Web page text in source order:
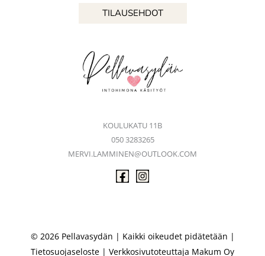
TILAUSEHDOT
KOULUKATU 11B
050 3283265
MERVI.LAMMINEN@OUTLOOK.COM
© 2026 Pellavasydän | Kaikki oikeudet pidätetään |
Tietosuojaseloste | Verkkosivutoteuttaja Makum Oy